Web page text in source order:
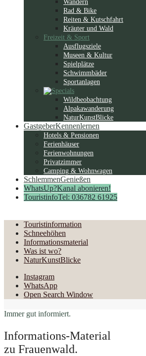
Wandern
Rad & Bike
Reiten & Kutschfahrt
Kräuter und Wald
Freizeit & Sport
Ausflugsziele
Museen & Kultur
Spielplätze
Schwimmbäder
Sportanlagen
Wildbeobachtung
Alpakawanderung
NaturKunstBlicke
GastgeberKennenlernen
Hotels & Pensionen
Ferienhäuser
Ferienwohnungen
Privatzimmer
Camping & Wohnwagen
SchlemmenGenießen
WhatsUp?Kanal abonieren!
TouristinfoTel: 036782 61925
Touristinformation
Schneehöhen
Informationsmaterial
Was ist wo?
NaturKunstBlicke
Instagram
WhatsApp
Open Search Window
Immer gut informiert.
Informations-Material
zu Frauenwald.